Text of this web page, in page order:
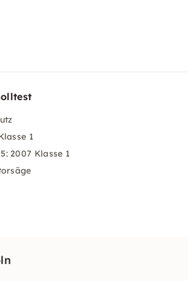
1
2007 Klasse 1